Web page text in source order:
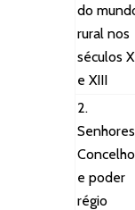
do
rural nos
séculos
e XIII
2.
e poder
régio